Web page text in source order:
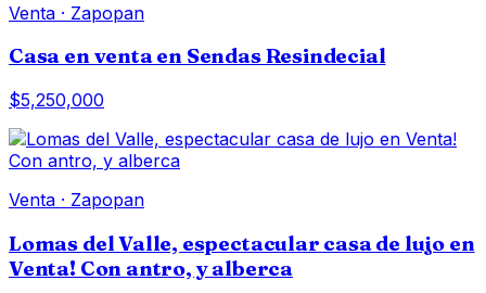
Venta · Zapopan
Casa en venta en Sendas Resindecial
$5,250,000
Venta · Zapopan
Lomas del Valle, espectacular casa de lujo en
Venta! Con antro, y alberca